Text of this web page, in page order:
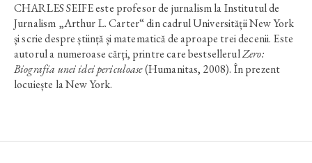
CHARLES SEIFE este profesor de jurnalism la Institutul de
Jurnalism „Arthur L. Carter“ din cadrul Universității New York
și scrie despre știință și matematică de aproape trei decenii. Este
autorul a numeroase cărți, printre care bestsellerulZero:
Biografia unei idei periculoase(Humanitas, 2008). În prezent
locuiește la New York.